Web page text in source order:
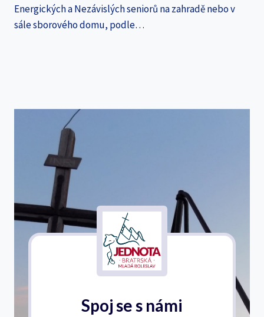
Energických a Nezávislých seniorů na zahradě nebo v
sále sborového domu, podle…
Spoj se s námi